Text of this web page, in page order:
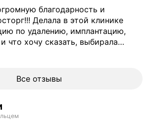
благодарность и
Делала в этой клинике
по удалению, имплантацию,
что хочу сказать, выбирала…
Все отзывы